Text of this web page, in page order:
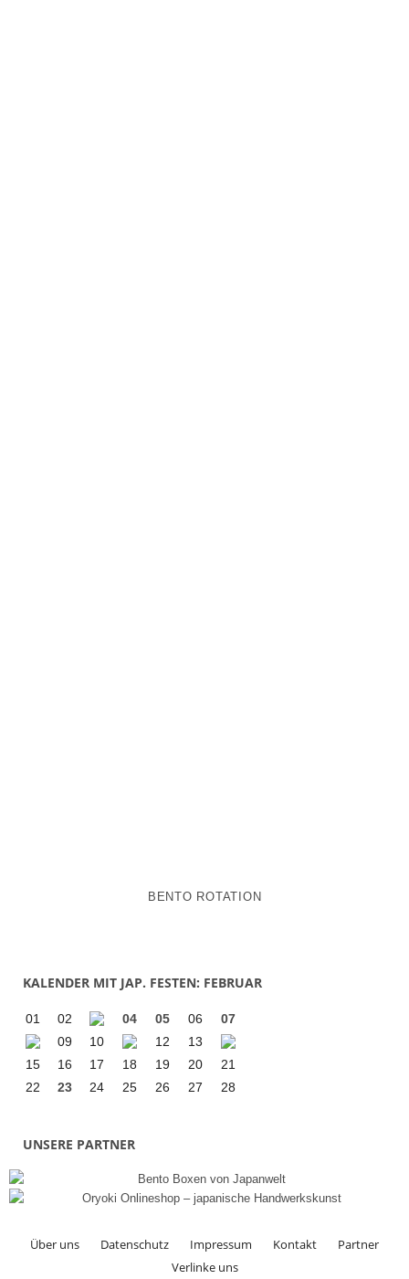
BENTO ROTATION
KALENDER MIT JAP. FESTEN: FEBRUAR
01 02 04 05 06
07
09
10 12
13
15
16 17 18 19 20
21
22
23 24 25 26 27 28
UNSERE PARTNER
Über uns Datenschutz Impressum Kontakt
Partner
Verlinke uns